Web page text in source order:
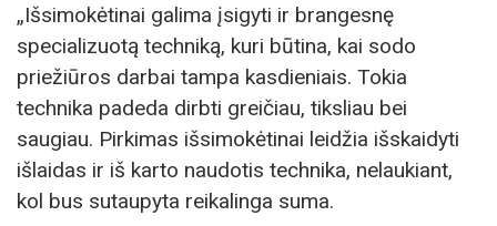
„Išsimokėtinai galima įsigyti ir brangesnę
specializuotą techniką, kuri būtina, kai sodo
priežiūros darbai tampa kasdieniais. Tokia
technika padeda dirbti greičiau, tiksliau bei
saugiau. Pirkimas išsimokėtinai leidžia išskaidyti
išlaidas ir iš karto naudotis technika, nelaukiant,
kol bus sutaupyta reikalinga suma.